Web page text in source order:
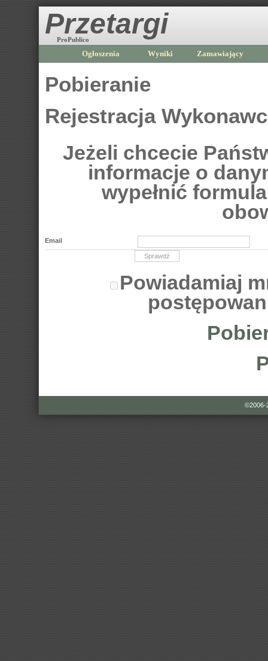
Przetargi
ProPublico
Ogłoszenia Wyniki Zamawiający
Pobieranie
Rejestracja
Jeżeli chcecie
informacje o
wypełnić
Email
Powiadamiaj
©2006-